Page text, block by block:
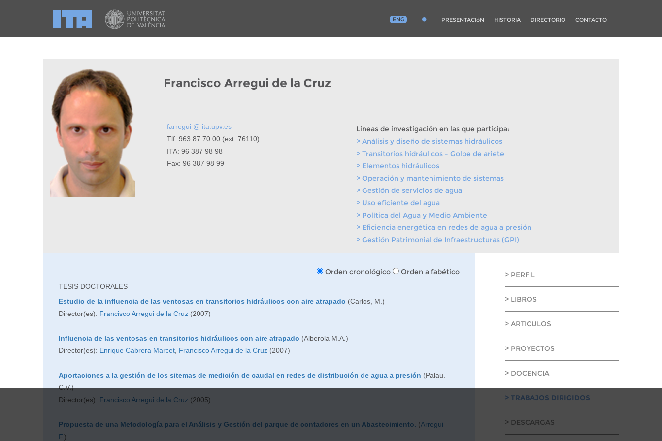
ENG PRESENTACIóN HISTORIA DIRECTORIO CONTACTO
Francisco Arregui de la Cruz
farregui @ ita.upv.es
Tlf: 963 87 70 00 (ext. 76110)
ITA: 96 387 98 98
Fax: 96 387 98 99
Lineas de investigación en las que participa:
> Análisis y diseño de sistemas hidráulicos
> Transitorios hidráulicos - Golpe de ariete
> Elementos hidráulicos
> Operación y mantenimiento de sistemas
> Gestión de servicios de agua
> Uso eficiente del agua
> Política del Agua y Medio Ambiente
> Eficiencia energética en redes de agua a presión
> Gestión Patrimonial de Infraestructuras (GPI)
> PERFIL
> LIBROS
> ARTICULOS
> PROYECTOS
> DOCENCIA
> TRABAJOS DIRIGIDOS
> DESCARGAS
Orden cronológico Orden alfabético
TESIS DOCTORALES
Estudio de la influencia de las ventosas en transitorios hidráulicos con aire atrapado (Carlos, M.)
Director(es): Francisco Arregui de la Cruz(2007)
Influencia de las ventosas en transitorios hidráulicos con aire atrapado (Alberola M.A.)
Director(es): Enrique Cabrera Marcet, Francisco Arregui de la Cruz(2007)
Aportaciones a la gestión de los sitemas de medición de caudal en redes de distribución de agua a presión (Palau,
C.V.)
Director(es): Francisco Arregui de la Cruz (2005)
Propuesta de una Metodología para el Análisis y Gestión del parque de contadores en un Abastecimiento. (Arregui
F.)